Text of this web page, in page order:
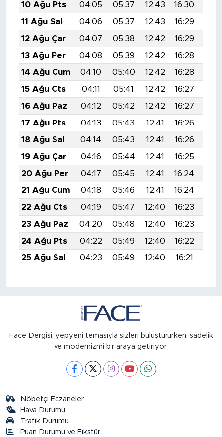
10 Ağu Pts
04:05 05:37 12:43 16:30
11 Ağu Sal
04:06 05:37 12:43 16:29
12 Ağu Çar
04:07 05:38 12:42 16:29
13 Ağu Per
04:08 05:39 12:42 16:28
14 Ağu Cum
04:10 05:40 12:42 16:28
15 Ağu Cts
04:11 05:41 12:42 16:27
16 Ağu Paz
04:12 05:42 12:42 16:27
17 Ağu Pts
04:13 05:43 12:41 16:26
18 Ağu Sal
04:14 05:43 12:41 16:26
19 Ağu Çar
04:16 05:44 12:41 16:25
20 Ağu Per
04:17 05:45 12:41 16:24
21 Ağu Cum
04:18 05:46 12:41 16:24
22 Ağu Cts
04:19 05:47 12:40 16:23
23 Ağu Paz
04:20 05:48 12:40 16:23
24 Ağu Pts
04:22 05:49 12:40 16:22
25 Ağu Sal
04:23 05:49 12:40 16:21
Face Dergisi, yepyeni temasıyla sizleri buluştururken, sadelik
ve modernizmi bir araya getiriyor.
Nöbetçi Eczaneler
Hava Durumu
Trafik Durumu
Puan Durumu ve Fikstür